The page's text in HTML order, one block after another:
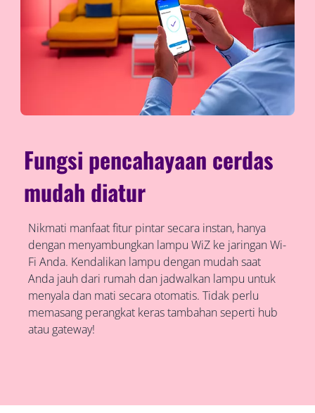
Fungsi pencahayaan cerdas
mudah diatur
Nikmati manfaat fitur pintar secara instan, hanya
dengan menyambungkan lampu WiZ ke jaringan Wi-
Fi Anda. Kendalikan lampu dengan mudah saat
Anda jauh dari rumah dan jadwalkan lampu untuk
menyala dan mati secara otomatis. Tidak perlu
memasang perangkat keras tambahan seperti hub
atau gateway!